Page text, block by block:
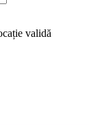
validă